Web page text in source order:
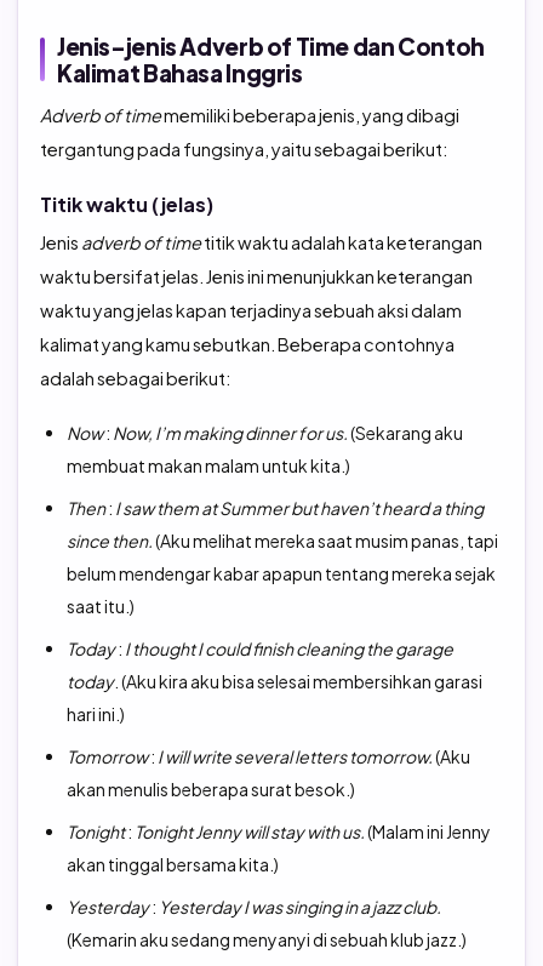
Jenis-jenis Adverb of Time dan Contoh
Kalimat Bahasa Inggris
Adverb of timememiliki beberapa jenis, yang dibagi
tergantung pada fungsinya, yaitu sebagai berikut:
Titik waktu (jelas)
Jenis adverb of timetitik waktu adalah kata keterangan
waktu bersifat jelas. Jenis ini menunjukkan keterangan
waktu yang jelas kapan terjadinya sebuah aksi dalam
kalimat yang kamu sebutkan. Beberapa contohnya
adalah sebagai berikut:
Now: Now, I’m making dinner for us. (Sekarang aku
membuat makan malam untuk kita.)
Then: I saw them at Summer but haven’t heard a thing
since then. (Aku melihat mereka saat musim panas, tapi
belum mendengar kabar apapun tentang mereka sejak
saat itu.)
Today: I thought I could finish cleaning the garage
today. (Aku kira aku bisa selesai membersihkan garasi
hari ini.)
Tomorrow: I will write several letters tomorrow.(Aku
akan menulis beberapa surat besok.)
Tonight: Tonight Jenny will stay with us. (Malam ini Jenny
akan tinggal bersama kita.)
Yesterday: Yesterday I was singing in a jazz club.
(Kemarin aku sedang menyanyi di sebuah klub jazz.)